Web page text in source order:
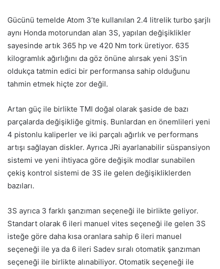
Gücünü temelde Atom 3’te kullanılan 2.4 litrelik turbo şarjlı
aynı Honda motorundan alan 3S, yapılan değişiklikler
sayesinde artık 365 hp ve 420 Nm tork üretiyor. 635
kilogramlık ağırlığını da göz önüne alırsak yeni 3S’in
oldukça tatmin edici bir performansa sahip olduğunu
tahmin etmek hiçte zor değil.
Artan güç ile birlikte TMI doğal olarak şaside de bazı
parçalarda değişikliğe gitmiş. Bunlardan en önemlileri yeni
4 pistonlu kaliperler ve iki parçalı ağırlık ve performans
artışı sağlayan diskler. Ayrıca JRi ayarlanabilir süspansiyon
sistemi ve yeni ihtiyaca göre değişik modlar sunabilen
çekiş kontrol sistemi de 3S ile gelen değişikliklerden
bazıları.
3S ayrıca 3 farklı şanzıman seçeneği ile birlikte geliyor.
Standart olarak 6 ileri manuel vites seçeneği ile gelen 3S
isteğe göre daha kısa oranlara sahip 6 ileri manuel
seçeneği ile ya da 6 ileri Sadev sıralı otomatik şanzıman
seçeneği ile birlikte alınabiliyor. Otomatik seçeneği ile